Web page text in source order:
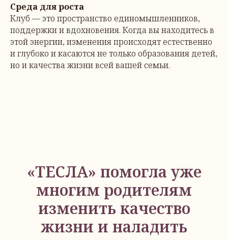
Среда для роста
Клуб — это пространство единомышленников,
поддержки и вдохновения. Когда вы находитесь в
этой энергии, изменения происходят естественно
и глубоко и касаются не только образования детей,
но и качества жизни всей вашей семьи.
«ТЕСЛА» помогла уже
многим родителям
изменить качество
жизни и наладить